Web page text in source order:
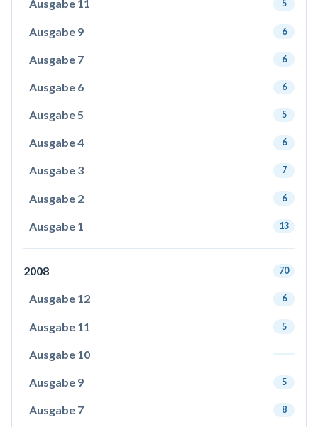
Ausgabe 11 5
Ausgabe 9 6
Ausgabe 7 6
Ausgabe 6 6
Ausgabe 5 5
Ausgabe 4 6
Ausgabe 3 7
Ausgabe 2 6
Ausgabe 1 13
2008 70
Ausgabe 12 6
Ausgabe 11 5
Ausgabe 10
Ausgabe 9 5
Ausgabe 7 8